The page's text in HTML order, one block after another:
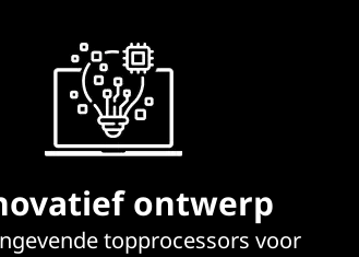
ontwerp
topprocessors voor